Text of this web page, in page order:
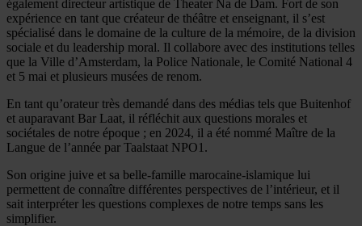
également directeur artistique de Theater Na de Dam. Fort de son
expérience en tant que créateur de théâtre et enseignant, il s’est
spécialisé dans le domaine de la culture de la mémoire, de la division
sociale et du leadership moral. Il collabore avec des institutions telles
que la Ville d’Amsterdam, la Police Nationale, le Comité National 4
et 5 mai et plusieurs musées de renom.
En tant qu’orateur très demandé dans des médias tels que Buitenhof
et auparavant Bar Laat, il réfléchit aux questions morales et
sociétales de notre époque ; en 2024, il a été nommé Maître de la
Langue de l’année par Taalstaat NPO1.
Son origine juive et sa belle-famille marocaine-islamique lui
permettent de connaître différentes perspectives de l’intérieur, et il
sait interpréter les questions complexes de notre temps sans les
simplifier.